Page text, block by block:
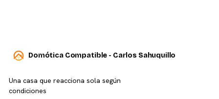
Domótica Compatible - Carlos Sahuquillo
Una casa que reacciona sola según
condiciones